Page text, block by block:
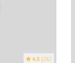
4.5 (26)